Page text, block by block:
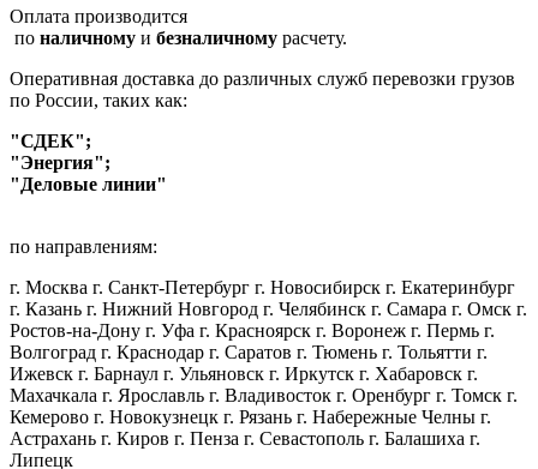
Оплата производится
по наличному и безналичному расчету.
Оперативная доставка до различных служб перевозки грузов
по России, таких как:
"СДЕК";
"Энергия";
"Деловые линии"
по направлениям:
г. Москва г. Санкт-Петербург г. Новосибирск г. Екатеринбург
г. Казань г. Нижний Новгород г. Челябинск г. Самара г. Омск г.
Ростов-на-Дону г. Уфа г. Красноярск г. Воронеж г. Пермь г.
Волгоград г. Краснодар г. Саратов г. Тюмень г. Тольятти г.
Ижевск г. Барнаул г. Ульяновск г. Иркутск г. Хабаровск г.
Махачкала г. Ярославль г. Владивосток г. Оренбург г. Томск г.
Кемерово г. Новокузнецк г. Рязань г. Набережные Челны г.
Астрахань г. Киров г. Пенза г. Севастополь г. Балашиха г.
Липецк